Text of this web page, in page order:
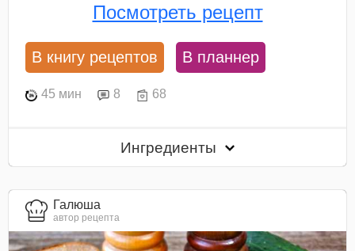
Посмотреть рецепт
В книгу рецептов В планнер
45 мин 8 68
Ингредиенты
Галюша
автор рецепта